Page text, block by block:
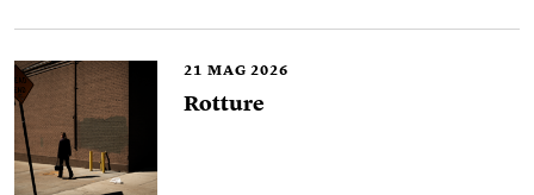
21 MAG 2026
Rotture